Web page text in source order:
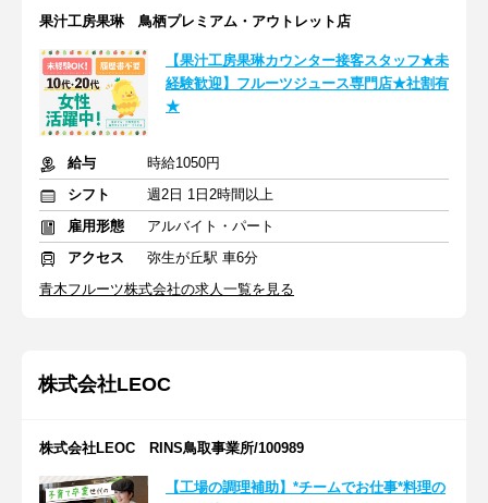
果汁工房果琳 鳥栖プレミアム・アウトレット店
【果汁工房果琳カウンター接客スタッフ★未
経験歓迎】フルーツジュース専門店★社割有
★
給与
時給1050円
シフト
週2日 1日2時間以上
雇用形態
アルバイト・パート
アクセス
弥生が丘駅 車6分
青木フルーツ株式会社の求人一覧を見る
株式会社LEOC
株式会社LEOC RINS鳥取事業所/100989
【工場の調理補助】*チームでお仕事*料理の